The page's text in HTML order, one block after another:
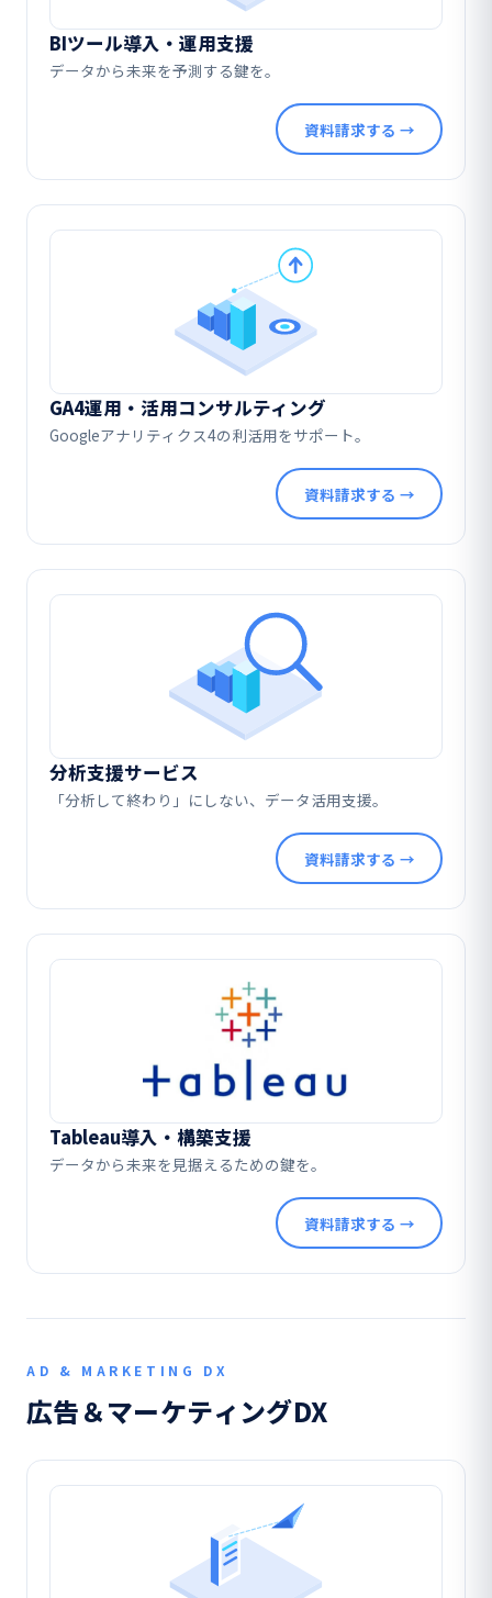
BIツール導入・運用支援
データから未来を予測する鍵を。
資料請求する →
GA4運用・活用コンサルティング
Googleアナリティクス4の利活用をサポート。
資料請求する →
分析支援サービス
「分析して終わり」にしない、データ活用支援。
資料請求する →
Tableau導入・構築支援
データから未来を見据えるための鍵を。
資料請求する →
AD & MARKETING DX
広告＆マーケティングDX